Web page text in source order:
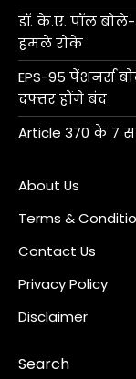
डॉ. के.ए. पॉल
हमले रोके
EPS-95 पेंशनर्स
दफ्तर होंगे बंद
Article 370 के 7
About Us
Terms &
Contact Us
Privacy Policy
Disclaimer
Search